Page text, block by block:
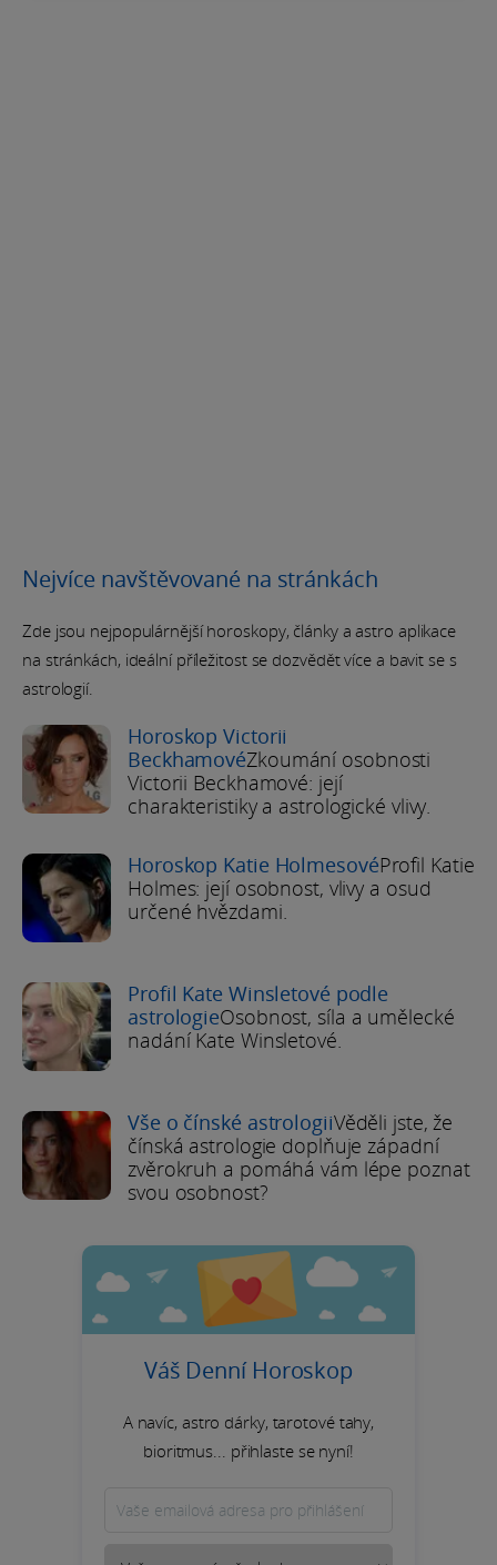
Nejvíce navštěvované na stránkách
Zde jsou nejpopulárnější horoskopy, články a astro aplikace
na stránkách, ideální příležitost se dozvědět více a bavit se s
astrologií.
Horoskop Victorii
BeckhamovéZkoumání osobnosti
Victorii Beckhamové: její
charakteristiky a astrologické vlivy.
Horoskop Katie HolmesovéProfil Katie
Holmes: její osobnost, vlivy a osud
určené hvězdami.
Profil Kate Winsletové podle
astrologieOsobnost, síla a umělecké
nadání Kate Winsletové.
Vše o čínské astrologiiVěděli jste, že
čínská astrologie doplňuje západní
zvěrokruh a pomáhá vám lépe poznat
svou osobnost?
Váš Denní Horoskop
A navíc, astro dárky, tarotové tahy,
bioritmus... přihlaste se nyní!